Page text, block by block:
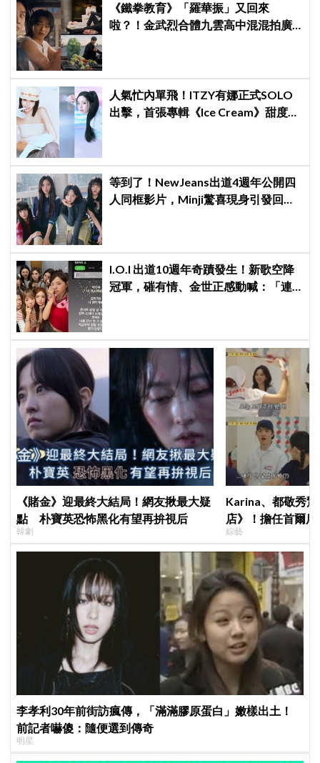
《鐵拳教育》「羅華振」又回來
啦？！金武烈合體九雲高中混混拍廣
人氣忙內單飛！ITZY有娜正式SOLO
出擊，首張專輯《Ice Cream》甜度爆
等到了！NewJeans出道4週年公開四
人同框影片，Minji驚喜現身引發回歸
I.O.I 出道10週年奇蹟發生！新歌空降
冠軍，磪有情、金世正感動喊：「連
《賭金》迎最終大結局！網友揪最大疑
點 朴寶英恐怖黑化有望再拚視后
韓劇
Karina、都敬秀
店》！擔任首爾
泳知一句話意外成
綜藝
李孝利30年前街訪瘋傳，「滿滿膠原蛋白」嫩樣出土！
前記者嚇傻：隨便選到傳奇
明星